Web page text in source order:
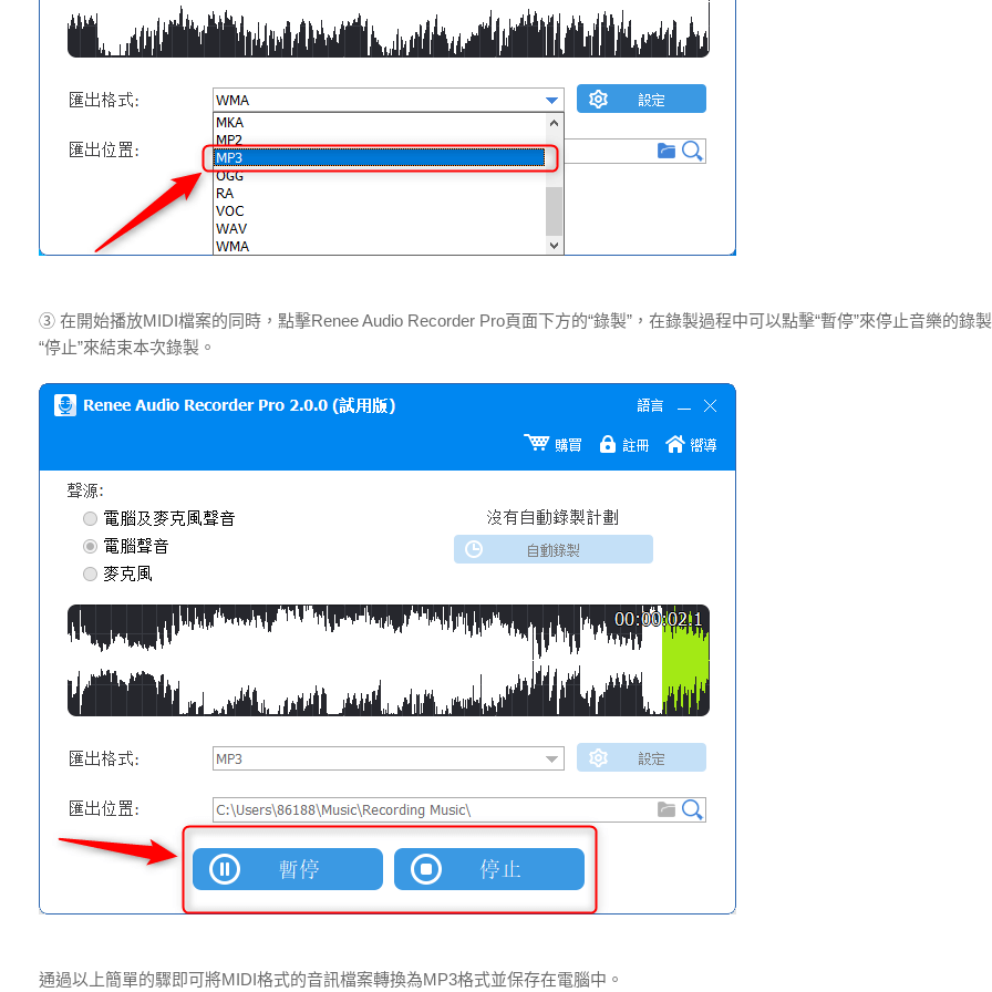
③ 在開始播放MIDI檔案的同時，點擊Renee Audio Recorder Pro頁面下方的“錄製”，在錄製過程中可以點擊“暫停”來停止音樂的錄
“停止”來結束本次錄製。
通過以上簡單的驟即可將MIDI格式的音訊檔案轉換為MP3格式並保存在電腦中。